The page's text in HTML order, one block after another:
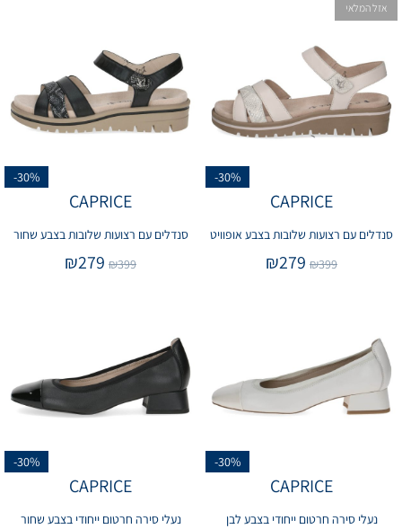
-30%
אזל המלאי
CAPRICE
סנדלים עם רצועות שלובות בצבע אופוויט
₪399
₪279
-30%
CAPRICE
סנדלים עם רצועות שלובות בצבע שחור
₪399
₪279
-30%
CAPRICE
נעלי סירה חרטום ייחודי בצבע לבן
-30%
CAPRICE
נעלי סירה חרטום ייחודי בצבע שחור